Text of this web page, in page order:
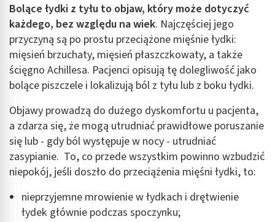
Bolące łydki z tyłu to objaw, który może dotyczyć
każdego, bez względu na wiek. Najczęściej jego
przyczyną są po prostu przeciążone mięśnie łydki:
mięsień brzuchaty, mięsień płaszczkowaty, a także
ścięgno Achillesa. Pacjenci opisują tę dolegliwość jako
bolące piszczele i lokalizują ból z tyłu lub z boku łydki.
Objawy prowadzą do dużego dyskomfortu u pacjenta,
a zdarza się, że mogą utrudniać prawidłowe poruszanie
się lub - gdy ból występuje w nocy - utrudniać
zasypianie. To, co przede wszystkim powinno wzbudzić
niepokój, jeśli doszło do przeciążenia mięśni łydki, to:
nieprzyjemne mrowienie w łydkach i drętwienie
łydek głównie podczas spoczynku;